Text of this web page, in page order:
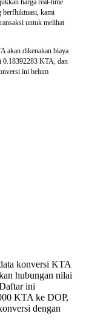
harga real-time
berfluktuasi, kami
untuk melihat
akan dikenakan biaya
0.18392283 KTA, dan
ini belum
konversi KTA
hubungan nilai
ini
KTA ke DOP,
dengan